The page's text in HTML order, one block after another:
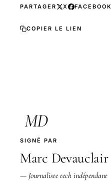
PARTAGER X FACEBOOK
COPIER LE LIEN
MD
SIGNÉ PAR
Marc Devauclair
— Journaliste tech indépendant